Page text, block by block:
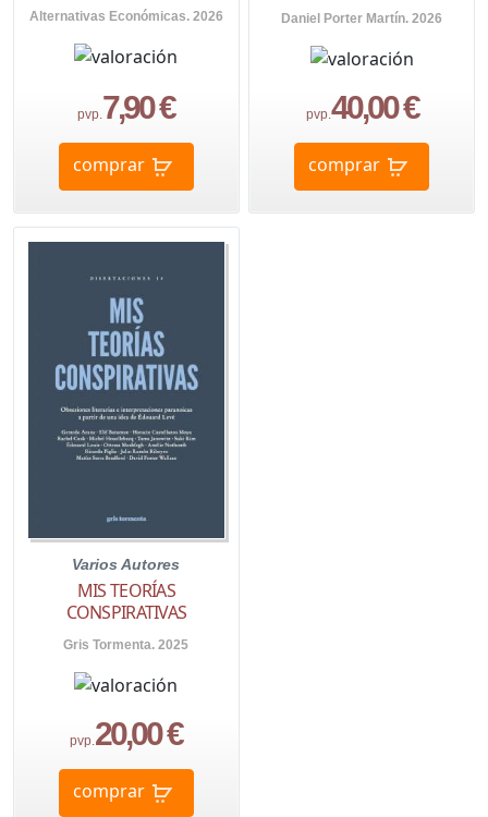
Alternativas Económicas. 2026
pvp.7,90 €
comprar
Daniel Porter Martín. 2026
pvp.40,00 €
comprar
Varios Autores
MIS TEORÍAS
CONSPIRATIVAS
Gris Tormenta. 2025
pvp.20,00 €
comprar